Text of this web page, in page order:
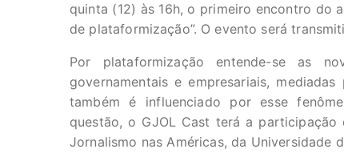
quinta (12) às 16h, o primeiro encontro do
de plataformização”. O evento será
Por plataformização entende-se as
governamentais e empresariais,
também é influenciado por esse
questão, o GJOL Cast terá a
Jornalismo nas Américas, da Universidade